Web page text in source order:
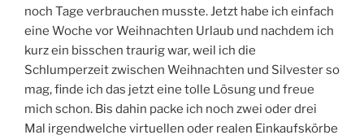
noch Tage verbrauchen musste. Jetzt habe ich einfach
eine Woche vor Weihnachten Urlaub und nachdem ich
kurz ein bisschen traurig war, weil ich die
Schlumperzeit zwischen Weihnachten und Silvester so
mag, finde ich das jetzt eine tolle Lösung und freue
mich schon. Bis dahin packe ich noch zwei oder drei
Mal irgendwelche virtuellen oder realen Einkaufskörbe